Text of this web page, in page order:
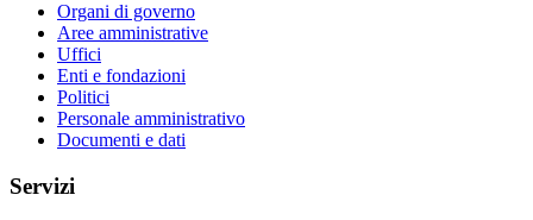
Organi di governo
Aree amministrative
Uffici
Enti e fondazioni
Politici
Personale amministrativo
Documenti e dati
Servizi